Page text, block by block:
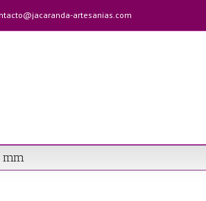
artesanias.com
mm